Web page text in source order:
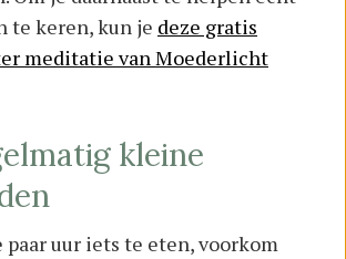
te keren, kun je deze gratis
meditatie van Moederlicht
kleine
paar uur iets te eten, voorkom